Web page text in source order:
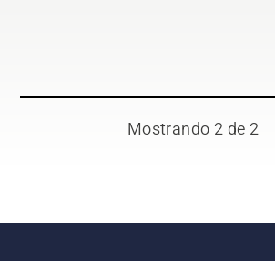
Mostrando 2 de 2